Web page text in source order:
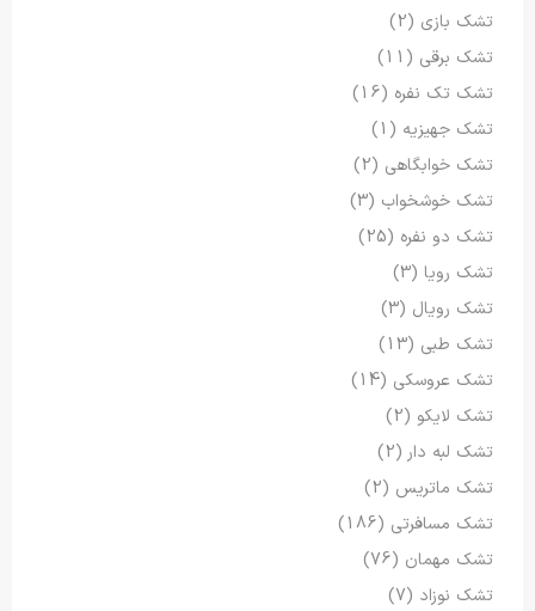
تشک بازی (2)
تشک برقی (11)
تشک تک نفره (16)
تشک جهیزیه (1)
تشک خوابگاهی (2)
تشک خوشخواب (3)
تشک دو نفره (25)
تشک رویا (3)
تشک رویال (3)
تشک طبی (13)
تشک عروسکی (14)
تشک لایکو (2)
تشک لبه دار (2)
تشک ماتریس (2)
تشک مسافرتی (186)
تشک مهمان (76)
تشک نوزاد (7)